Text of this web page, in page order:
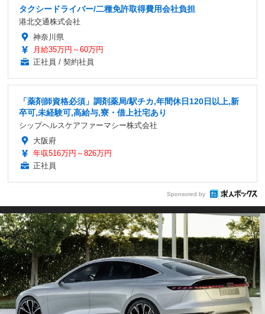
タクシードライバー/二種免許取得費用会社負担
港北交通株式会社
神奈川県
月給35万円～60万円
正社員 / 契約社員
「薬剤師資格必須」調剤薬局/駅チカ,年間休日120日以上,新
卒可,未経験可,高給与,寮・借上社宅あり
シップヘルスケアファーマシー株式会社
大阪府
年収516万円～826万円
正社員
Sponsored by